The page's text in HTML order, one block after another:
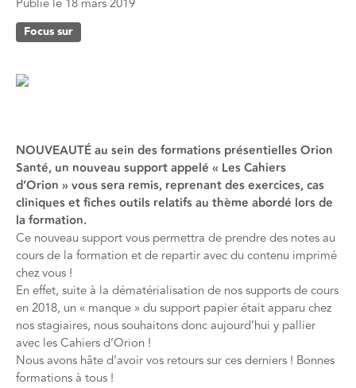
Focus sur
NOUVEAUTÉ au sein des formations présentielles Orion
Santé, un nouveau support appelé « Les Cahiers
d’Orion » vous sera remis, reprenant des exercices, cas
cliniques et fiches outils relatifs au thème abordé lors de
la formation.
Ce nouveau support vous permettra de prendre des notes au
cours de la formation et de repartir avec du contenu imprimé
chez vous !
En effet, suite à la dématérialisation de nos supports de cours
en 2018, un « manque » du support papier était apparu chez
nos stagiaires, nous souhaitons donc aujourd’hui y pallier
avec les Cahiers d’Orion !
Nous avons hâte d’avoir vos retours sur ces derniers ! Bonnes
formations à tous !